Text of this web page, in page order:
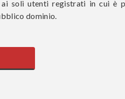
ai soli utenti registrati in cui è
dominio.